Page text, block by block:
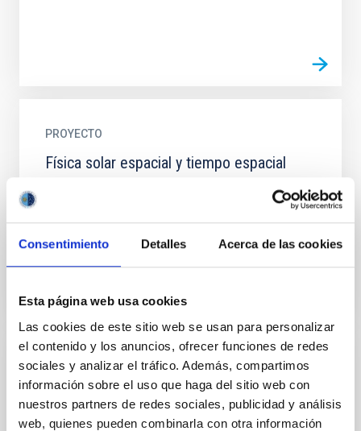
Consentimiento Detalles Acerca de las cookies
Esta página web usa cookies
Las cookies de este sitio web se usan para personalizar
el contenido y los anuncios, ofrecer funciones de redes
sociales y analizar el tráfico. Además, compartimos
información sobre el uso que haga del sitio web con
nuestros partners de redes sociales, publicidad y análisis
web, quienes pueden combinarla con otra información
PROYECTO
Física solar espacial y tiempo espacial
El proyecto coordinado "Física solar espacial y tiempo
espacial" tiene como objetivo avanzar en nuestra
comprensión del Sol y de su influencia en el entorno...
NOTICIA
Holly R. Gilbert, galardonada con el premio
inaugural Irene González Hernández en